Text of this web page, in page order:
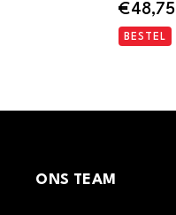
€48,75
BESTEL
ONS TEAM